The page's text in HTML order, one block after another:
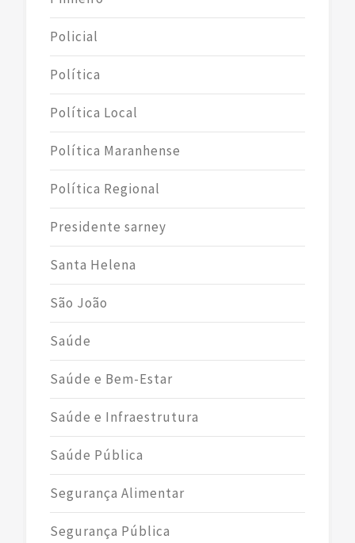
Policial
Política
Política Local
Política Maranhense
Política Regional
Presidente sarney
Santa Helena
São João
Saúde
Saúde e Bem-Estar
Saúde e Infraestrutura
Saúde Pública
Segurança Alimentar
Segurança Pública